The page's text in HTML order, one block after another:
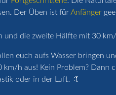
Der Üben ist fürAnfänger
die zweite Hälfte mit 30
euch aufs Wasser bringen
h aus! Kein Problem? Dann
oder in der Luft. 🤙